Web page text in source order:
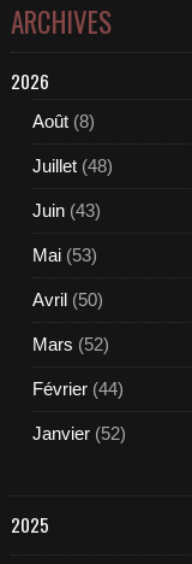
ARCHIVES
2026
Août (8)
Juillet (48)
Juin (43)
Mai (53)
Avril (50)
Mars (52)
Février (44)
Janvier (52)
2025